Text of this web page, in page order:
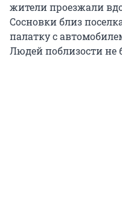
жители проезжали
Сосновки близ
палатку с
Людей поблизости не